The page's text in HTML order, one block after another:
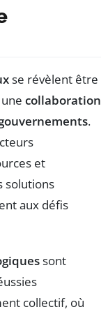
se révèlent être
collaboration
.
et
solutions
aux défis
sont
collectif, où